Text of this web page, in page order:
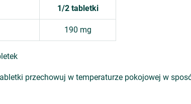
1/2 tabletki
190 mg
przechowuj w temperaturze pokojowej w